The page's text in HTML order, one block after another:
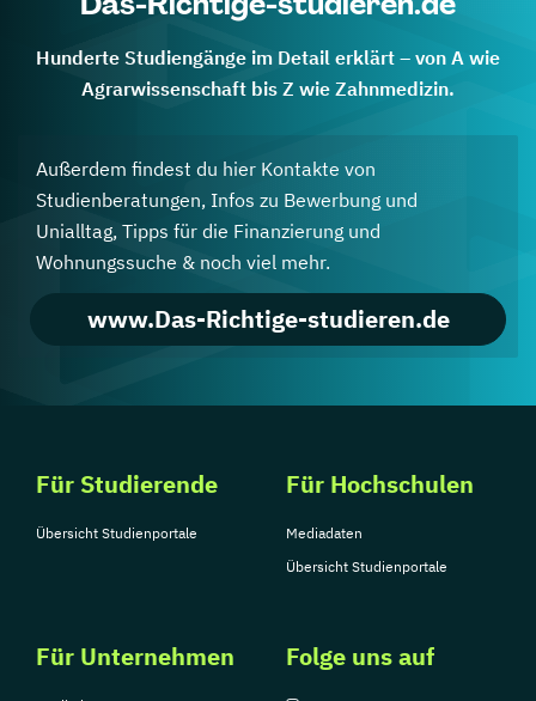
Hunderte Studiengänge im Detail erklärt – von A wie
Agrarwissenschaft bis Z wie Zahnmedizin.
Außerdem findest du hier Kontakte von
Studienberatungen, Infos zu Bewerbung und
Unialltag, Tipps für die Finanzierung und
Wohnungssuche & noch viel mehr.
www.Das-Richtige-studieren.de
Für Studierende
Übersicht Studienportale
Für Hochschulen
Mediadaten
Übersicht Studienportale
Für Unternehmen Folge uns auf